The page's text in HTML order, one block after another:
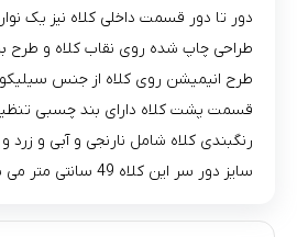
دور تا دور قسمت داخلی کلاه نیز یک
طراحی چاپ شده روی نقاب کلاه و طرح
طرح انیمیشن روی کلاه از جنس
قسمت پشت کلاه دارای بند چسبی
رنگبندی کلاه شامل نارنجی و آبی و
سایز دور سر این کلاه 49 سانتی متر می باشد که با تنظیم شونده حداقل تا 43 سانتی متر و حداکثر تا 52 سانتی متر باز می شود.